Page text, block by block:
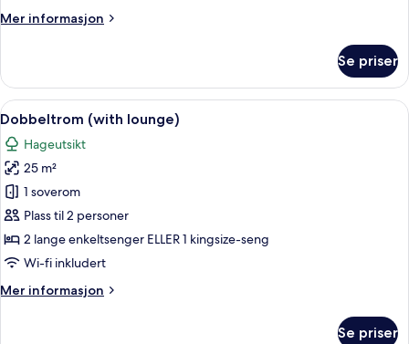
adults
child)
Mer informasjon
Mer
–
classic,
terrasse
adults
and
child)
Se priser
Åpne
alle
bildene
av
Dobbeltrom
(with
lounge)
7
Dobbeltrom (with lounge)
Hageutsikt
25 m²
1 soverom
Plass til 2 personer
2 lange enkeltsenger ELLER 1 kingsize-seng
Wi-fi inkludert
Mer informasjon
Mer
Se priser